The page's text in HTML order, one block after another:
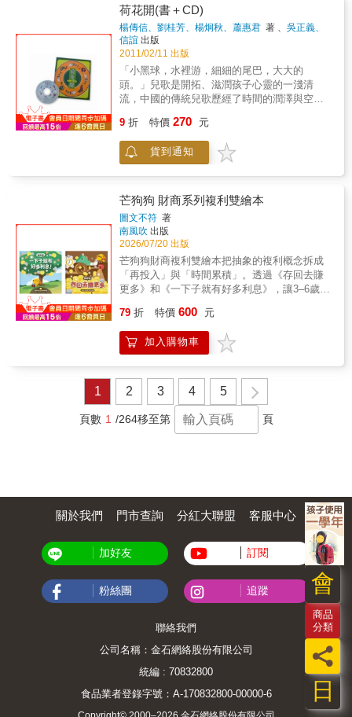
利用繩索，悄悄的跟在大船後面。 趁著半夜大
家都睡著時，野貓軍團偷偷登上大船，開心的
享受海上旅行。 這時，一群不明生物順著他們
留下的繩索，也爬到大船上了！ 「啾──這艘船
被我們占領了。」 原來是海盜！ 這下子，野貓
軍團該怎麼辦呢？
．為什麼激烈運動過後，會渾身肌肉痠痛？ ．
甜點好好吃，為什麼舌頭可以感受到砂糖的甜
味？ ．為什麼心臟要一直怦怦跳個不停？心跳
聲又是從哪裡來的？ ．為什麼吸氣時胸口會往
外擴大，吐氣就往內縮小？ ．寶寶是怎麼在媽
媽的肚子裡長大的呢？ ．生病發燒好不舒服，
為什麼人會發燒呢？ & 本書以簡潔文字、可愛
寶寶的求知欲，家長也能在閱讀過程中感受到
學習新知的樂趣。 如果孩子尚未表現出對身體
的興趣，家長更可以將本書當成啟發孩子好奇
助孩子吸收知識之餘，也能進一步加深親子間
的感情哦！ & ※本書特色 一、繽紛圖解結合簡
潔說明，身體知識一點就通 本書運用可愛俏皮
的插圖和簡短易讀的文字循序漸進剖析人體，
先由支撐身體的骨骼、肌肉開始，再依次按區
域與功能來介紹消化、循環等器官系統；最後
以生長和受傷作結，系統化的介紹讓孩子輕鬆
領會人體奧祕。 & 二、使用指引＋聽診器玩
具，實作學習更有感 藉由「拿聽診器聽一
玩具，孩子可以在家人陪同下探索身體，觀察
聽到的聲音並了解背後的機制。透過實作，知
識成為一種體驗，不再只是平面的文字，學習
過程更深刻有趣。 & 三、戴上聽診器玩醫師遊
戲，拉近與醫師的距離 穿著整齊白袍、戴著冰
冷聽診器的醫師，對大多數孩子來說，是讓人
畏懼的存在。戴上聽診器、扮演醫師的遊戲，
臟放大呈現，張貼在牆壁上或房門後，更方便
孩子對照身體各部位所對應的器官名稱與位
置。 & 【隨書搭配聽診器玩具】聽診器玩具使
用注意事項 ．本聽診器非醫療器具，僅為體驗
型玩具；繪本中介紹的聲音，可能依環境、操
作或個人情況不同而無法全部聽到，還請見
諒。 ．因小零件可能導致誤食、窒息等危險，
請勿拿給未滿4歲的孩子玩耍；平日也請收藏於
幼童、寵物無法觸及之處。 ．聽診器需自行組
裝金屬部件與塑膠軟管，組裝時請留意尖銳
處，以免受傷。 ．戴上聽診器後，請勿敲打集
音盤或讓集音盤受到撞擊，巨大聲響可能造成
耳朵疼痛、受傷；此外，絕對不可靠近會發出
巨大聲響的物品（如電視、音響等）。 ．請詳
細閱讀繪本上記載的注意事項後再使用；並請
先由成人試戴過後，再提供給孩子使用；使用
驚歎。漁夫愛上了人魚，但有著靈魂的漁夫，
和沒有靈魂的海族是無法相愛的。在愛與靈魂
之間，漁夫如何抉擇？ 《漁夫和他的靈魂》是
文學大師王爾德最深刻難解的一部作品，王爾
德以安徒生的〈人魚公主〉為藍本，寫出了這
個童話故事，將愛與財富、智慧類比，並針對
愛、靈魂、心與身體的關係，孰重孰輕？發出
探問。 本書的改編與繪圖者，是台灣新銳插畫
家卓霈欣，2021年獲得波隆那國際插畫大獎，
雅的筆觸，刻劃出一個充滿神祕氛圍的世界，
在那之中，漆黑的靈魂、潔白的人魚與中間色
調的漁夫，在每一個波濤湧現的背景中，接受
高的繪畫技巧，改編的文字與故事情節，也精
采的保留了原創故事的精髓與文學性。值得每
荷花開(書＋CD)
楊傳信、劉桂芳、楊炯秋、蕭惠君 著 、吳正義、
吳杏雪、張國雄/繪
信誼 出版
2011/02/11 出版
「小黑球，水裡游，細細的尾巴，大大的
頭。」兒歌是開拓、滋潤孩子心靈的一淺清
流，中國的傳統兒歌歷經了時間的潤澤與空間
的一首兒歌，用字淺顯，節奏感強，輕快活
潑，能吸引孩子一念再念，自然且自發的學
習，感受文字的音樂性與趣味性。這些兒歌不
鼠；或是生活中的趣味遊戲，如：小板凳、小
皮球、滑稽歌……孩子可以在熟悉的情境中感
受到歡樂。此外，我們選擇多樣性的兒歌型
式，提供給孩子各種語言練習的機會，如：問
答歌「砰砰砰」，孩子從中體會了和人溝通的
趣味；連鎖歌「大魚來」，激發孩子的想像
力；繞口歌「鵝鵝飛」，可訓練孩子辨音、發
音能力；數字歌「冬瓜」，在趣味中傳達了數
字概念；遊戲歌「大拇歌」可配合手指遊戲而
藝術畫風的插圖，賦予視覺美感的欣賞，讓孩
子快快樂樂的吟唱兒歌。
9 折 特價 270 元
貨到通知
芒狗狗 財商系列複利雙繪本
圖文不符 著
南風吹 出版
2026/07/20 出版
芒狗狗財商複利雙繪本把抽象的複利概念拆成
「再投入」與「時間累積」。透過《存回去賺
更多》和《一下子就有好多利息》，讓3–6歲孩
存錢思維進階到複利思維。很多家長都認同複
利的重要性，卻不知道該怎麼教孩子理解：利
息是什麼？為什麼錢會自己變多？需要解釋數
就好：存回去，以及等一等。《存回去賺更
多》讓孩子理解複利的重要思維：再投入。芒
狗狗拿到利息後才發現，多出來的錢不一定要
馬上花掉；只要選擇再存回去，下一次的利息
的「時間累積」概念，變成看得見的生活情
境：不是今天存，明天就立刻變很多，而是時
間越久，累積的力量越明顯。孩子能在故事中
練習耐心等待，建立長期目標感。本套書包含
兩本財商繪本：《存回去賺更多》：讓孩子理
解「再投入」，知道多出來的利息可以選擇存
回去，幫助自己更快完成目標。《一下子就有
好多利息》：讓孩子理解「時間累積」，知道
錢存一段時間後，會慢慢長出利息，而時間會
讓累積變成更大的幫助。芒狗狗財商複利雙繪
本用孩子能理解的故事，陪親子把「複利」帶
進日常生活。當孩子理解存回去與等一等，也
是在學習相信：許多重要的成果，都不是立刻
得到，而是在一次次選擇與等待中慢慢累積而
成。
79 折 特價 600 元
加入購物車
1 2 3 4 5
頁數 1 /264移至第 頁
日
員
商品
分類
會
關於我們 門市查詢 分紅大聯盟 客服中心
加好友 訂閱
粉絲團 追蹤
聯絡我們
公司名稱：金石網絡股份有限公司
統編 : 70832800
食品業者登錄字號：A-170832800-00000-6